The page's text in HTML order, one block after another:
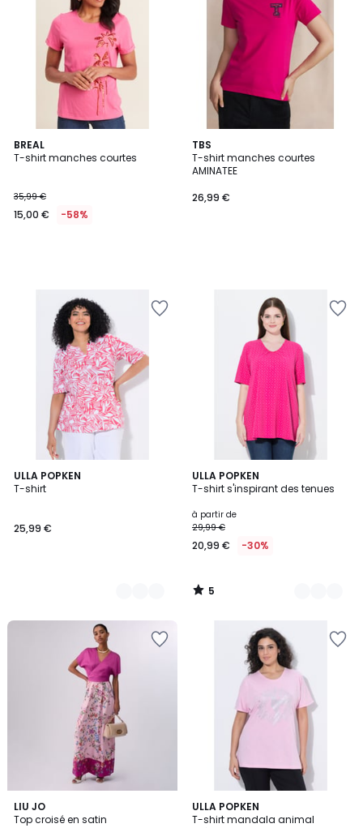
BREAL
T-shirt manches courtes
35,99 €
15,00 € -58%
TBS
T-shirt manches courtes
AMINATEE
26,99 €
ULLA POPKEN
T-shirt
25,99 €
2
Couleurs
ULLA POPKEN
T-shirt s'inspirant des tenues
à partir de
29,99 €
20,99 € -30%
5
/
4
Couleurs
5
/
LIU JO
Top croisé en satin
2
Couleurs
ULLA POPKEN
T-shirt mandala animal
6
Couleurs